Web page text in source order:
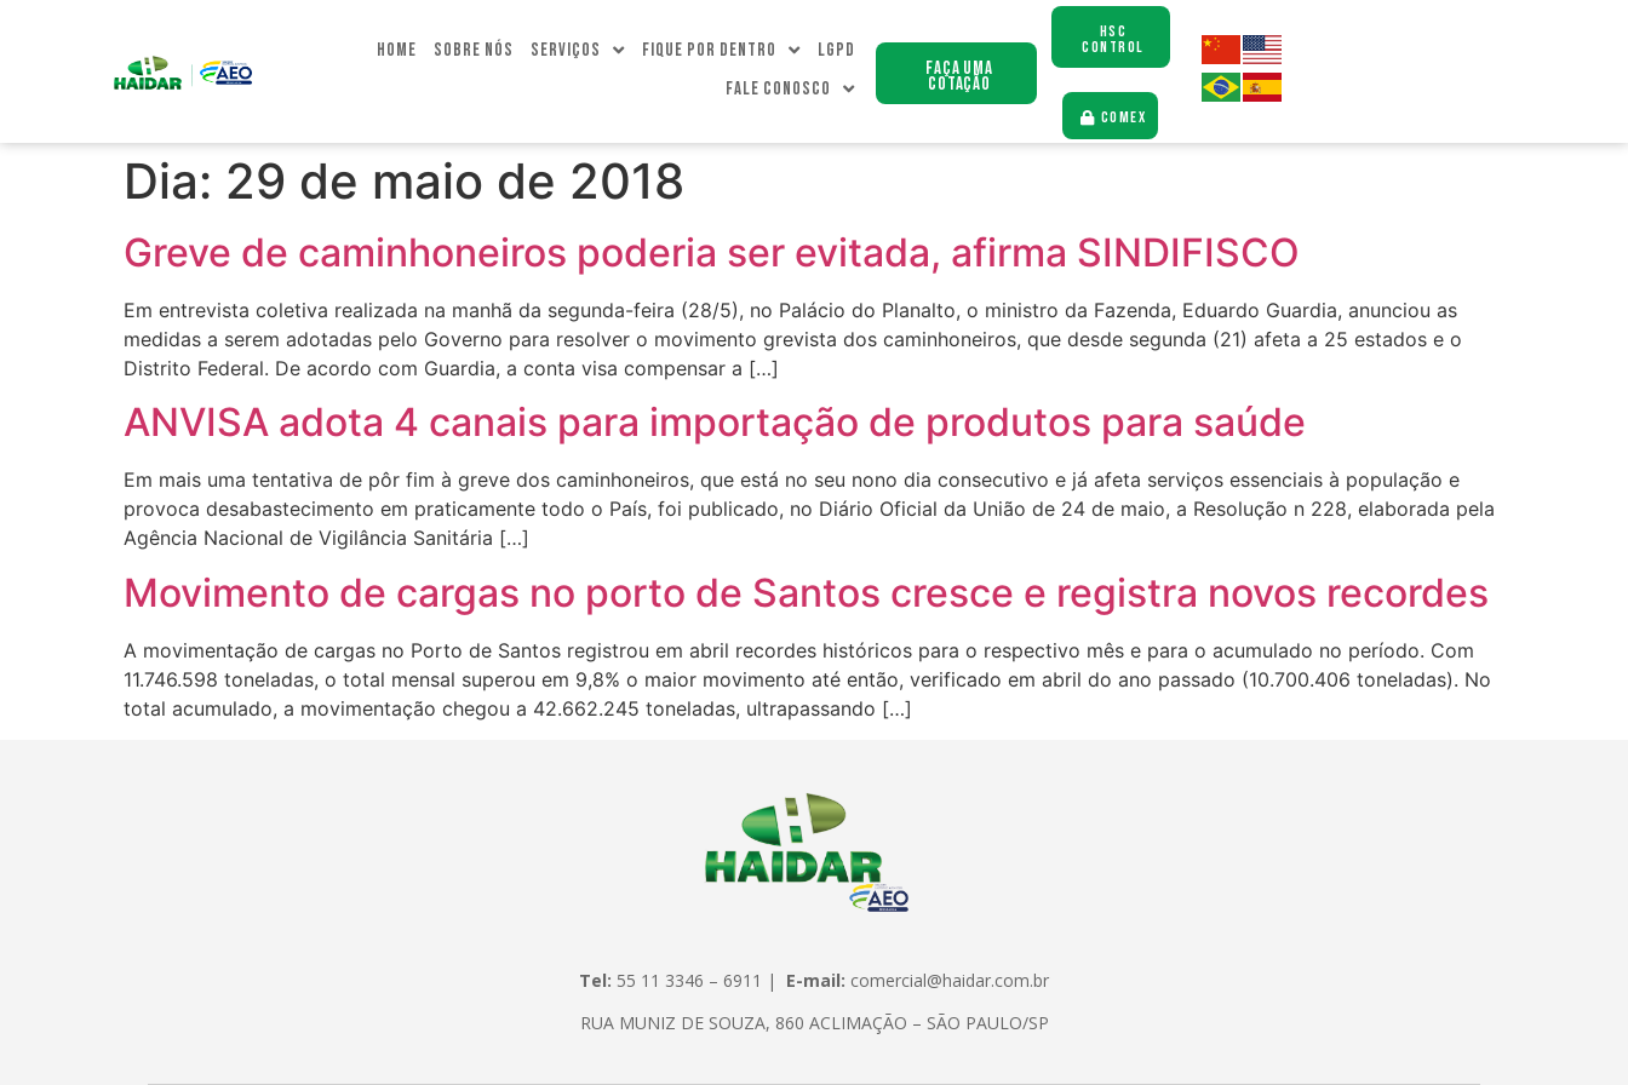
Home Sobre Nós Serviços Fique Por dentro
LGPD
Fale Conosco
Faça uma
Cotação
HSC
CONTROL
COMEX
Dia: 29 de maio de 2018
Greve de caminhoneiros poderia ser evitada, afirma SINDIFISCO
Em entrevista coletiva realizada na manhã da segunda-feira (28/5), no Palácio do Planalto, o ministro da Fazenda, Eduardo Guardia, anunciou as
medidas a serem adotadas pelo Governo para resolver o movimento grevista dos caminhoneiros, que desde segunda (21) afeta a 25 estados e o
Distrito Federal. De acordo com Guardia, a conta visa compensar a […]
ANVISA adota 4 canais para importação de produtos para saúde
Em mais uma tentativa de pôr fim à greve dos caminhoneiros, que está no seu nono dia consecutivo e já afeta serviços essenciais à população e
provoca desabastecimento em praticamente todo o País, foi publicado, no Diário Oficial da União de 24 de maio, a Resolução n 228, elaborada pela
Agência Nacional de Vigilância Sanitária […]
Movimento de cargas no porto de Santos cresce e registra novos recordes
A movimentação de cargas no Porto de Santos registrou em abril recordes históricos para o respectivo mês e para o acumulado no período. Com
11.746.598 toneladas, o total mensal superou em 9,8% o maior movimento até então, verificado em abril do ano passado (10.700.406 toneladas). No
total acumulado, a movimentação chegou a 42.662.245 toneladas, ultrapassando […]
Tel: 55 11 3346 – 6911 | E-mail: comercial@haidar.com.br
RUA MUNIZ DE SOUZA, 860 ACLIMAÇÃO – SÃO PAULO/SP